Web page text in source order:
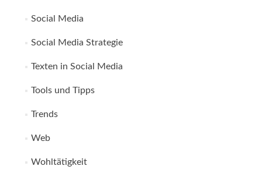
Social Media
Social Media Strategie
Texten in Social Media
Tools und Tipps
Trends
Web
Wohltätigkeit